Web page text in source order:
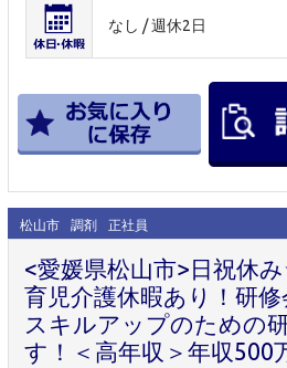
なし / 週休2日
松山市 調剤 正社員
<愛媛県松山市>日祝休
育児介護休暇あり！研
スキルアップのための
す！＜高年収＞年収500